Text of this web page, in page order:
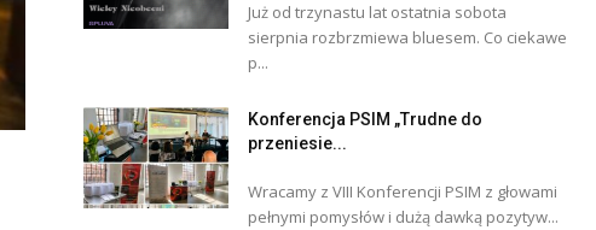
Już od trzynastu lat ostatnia sobota
sierpnia rozbrzmiewa bluesem. Co ciekawe
p...
Konferencja PSIM „Trudne do
przeniesie...
Wracamy z VIII Konferencji PSIM z głowami
pełnymi pomysłów i dużą dawką pozytyw...